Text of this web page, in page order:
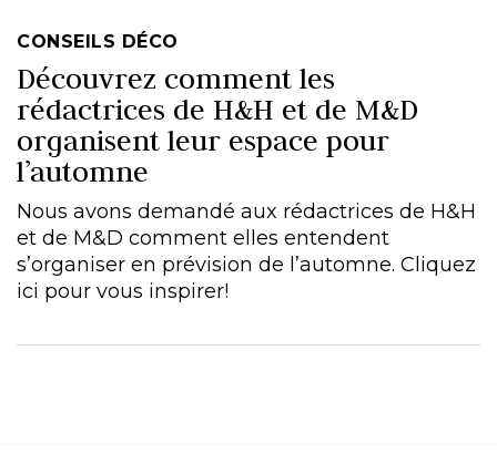
CONSEILS DÉCO
Découvrez comment les
rédactrices de H&H et de M&D
organisent leur espace pour
l’automne
Nous avons demandé aux rédactrices de H&H
et de M&D comment elles entendent
s’organiser en prévision de l’automne. Cliquez
ici pour vous inspirer!